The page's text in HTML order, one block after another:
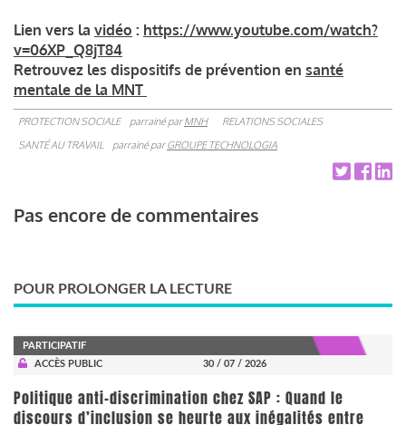
Lien vers la vidéo : https://www.youtube.com/watch?
v=06XP_Q8jT84
Retrouvez les dispositifs de prévention en santé
mentale de la MNT
PROTECTION SOCIALE parrainé parMNH
RELATIONS SOCIALES
SANTÉ AU TRAVAIL
parrainé parGROUPE TECHNOLOGIA
Pas encore de commentaires
POUR PROLONGER LA LECTURE
PARTICIPATIF
ACCÈS PUBLIC
30 / 07 / 2026
Politique anti-discrimination chez SAP : Quand le
discours d’inclusion se heurte aux inégalités entre